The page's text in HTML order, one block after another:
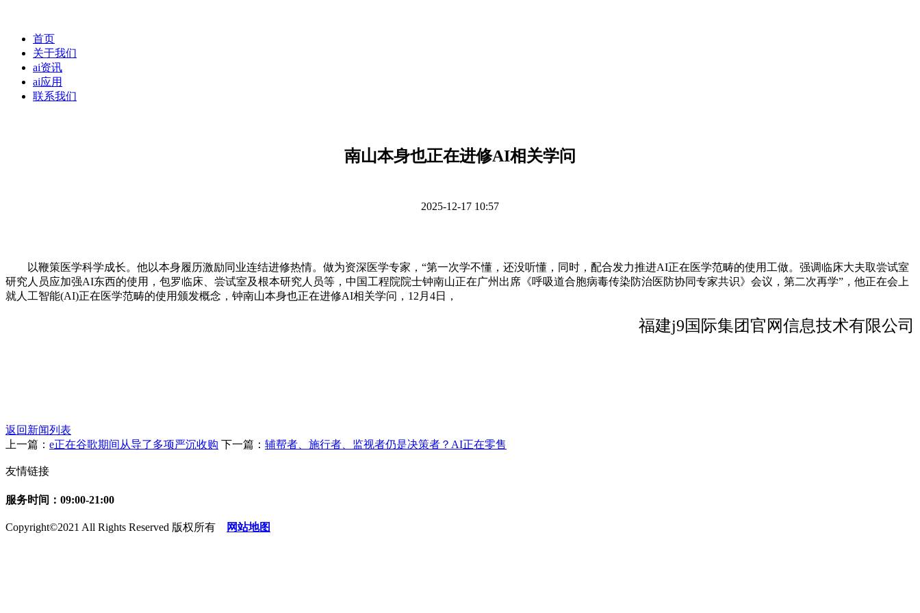
首页
关于我们
ai资讯
ai应用
联系我们
南山本身也正在进修AI相关学问
2025-12-17 10:57
以鞭策医学科学成长。他以本身履历激励同业连结进修热情。做为资深医学专家，“第一次学不懂，还没听懂，同时，配合发力推进AI正在医学范畴的使用工做。强调临床大夫取尝试室
研究人员应加强AI东西的使用，包罗临床、尝试室及根本研究人员等，中国工程院院士钟南山正在广州出席《呼吸道合胞病毒传染防治医防协同专家共识》会议，第二次再学”，他正在会上
就人工智能(AI)正在医学范畴的使用颁发概念，钟南山本身也正在进修AI相关学问，12月4日，
福建j9国际集团官网信息技术有限公司
返回新闻列表
上一篇： e正在谷歌期间从导了多项严沉收购 下一篇： 辅帮者、施行者、监视者仍是决策者？AI正在零售
友情链接
服务时间：09:00-21:00
Copyright©2021 All Rights Reserved 版权所有 网站地图